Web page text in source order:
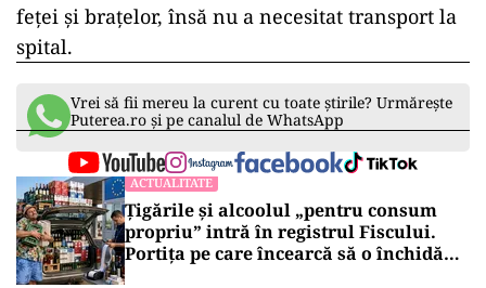
feței și brațelor, însă nu a necesitat transport la
spital.
Vrei să fii mereu la curent cu toate știrile? Urmărește
Puterea.ro și pe canalul de WhatsApp
ACTUALITATE
Țigările și alcoolul „pentru consum
propriu” intră în registrul Fiscului.
Portița pe care încearcă să o închidă